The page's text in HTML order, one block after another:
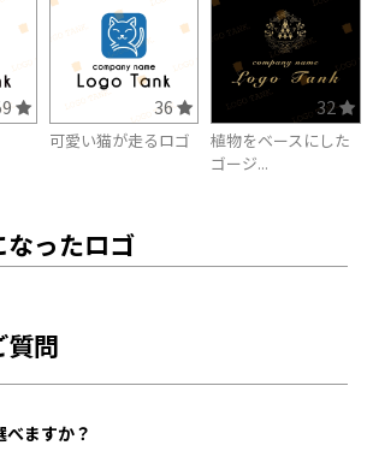
36
可愛い猫が走るロゴ
32
植物をベースにした
ゴージ...
ったロゴ
質問
ますか？